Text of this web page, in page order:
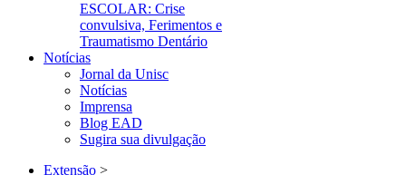
ESCOLAR: Crise
convulsiva, Ferimentos e
Traumatismo Dentário
Notícias
Jornal da Unisc
Notícias
Imprensa
Blog EAD
Sugira sua divulgação
Extensão >